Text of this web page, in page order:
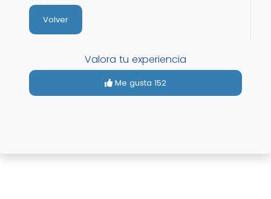
Volver
Valora tu experiencia
Me gusta 152